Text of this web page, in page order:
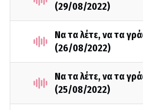
(29/08/2022)
Να τα λέτε, να τα
(26/08/2022)
Να τα λέτε, να τα
(25/08/2022)